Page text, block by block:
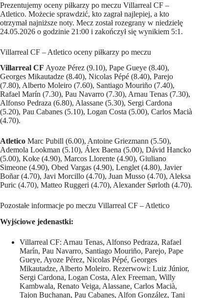
Prezentujemy oceny piłkarzy po meczu Villarreal CF –
Atletico. Możecie sprawdzić, kto zagrał najlepiej, a kto
otrzymał najniższe noty. Mecz został rozegrany w niedzielę
24.05.2026 o godzinie 21:00 i zakończył się wynikiem 5:1.
Villarreal CF – Atletico oceny piłkarzy po meczu
Villarreal CF Ayoze Pérez (9.10), Pape Gueye (8.40),
Georges Mikautadze (8.40), Nicolas Pépé (8.40), Parejo
(7.80), Alberto Moleiro (7.60), Santiago Mouriño (7.40),
Rafael Marín (7.30), Pau Navarro (7.30), Arnau Tenas (7.30),
Alfonso Pedraza (6.80), Alassane (5.30), Sergi Cardona
(5.20), Pau Cabanes (5.10), Logan Costa (5.00), Carlos Macià
(4.70).
Atletico Marc Pubill (6.00), Antoine Griezmann (5.50),
Ademola Lookman (5.10), Álex Baena (5.00), Dávid Hancko
(5.00), Koke (4.90), Marcos Llorente (4.90), Giuliano
Simeone (4.90), Obed Vargas (4.90), Lenglet (4.80), Javier
Boñar (4.70), Javi Morcillo (4.70), Juan Musso (4.70), Aleksa
Puric (4.70), Matteo Ruggeri (4.70), Alexander Sørloth (4.70).
Pozostałe informacje po meczu Villarreal CF – Atletico
Wyjściowe jedenastki:
Villarreal CF: Arnau Tenas, Alfonso Pedraza, Rafael
Marín, Pau Navarro, Santiago Mouriño, Parejo, Pape
Gueye, Ayoze Pérez, Nicolas Pépé, Georges
Mikautadze, Alberto Moleiro. Rezerwowi: Luiz Júnior,
Sergi Cardona, Logan Costa, Alex Freeman, Willy
Kambwala, Renato Veiga, Alassane, Carlos Macià,
Tajon Buchanan, Pau Cabanes, Alfon González, Tani